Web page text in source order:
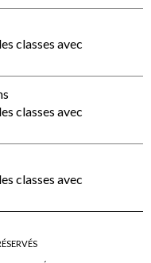
classes avec
classes avec
classes avec